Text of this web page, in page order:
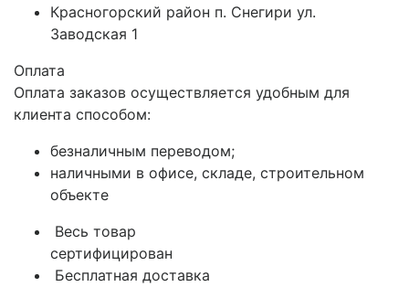
Красногорский район п. Снегири ул.
Заводская 1
Оплата
Оплата заказов осуществляется удобным для
клиента способом:
безналичным переводом;
наличными в офисе, складе, строительном
объекте
Весь товар
сертифицирован
Бесплатная доставка